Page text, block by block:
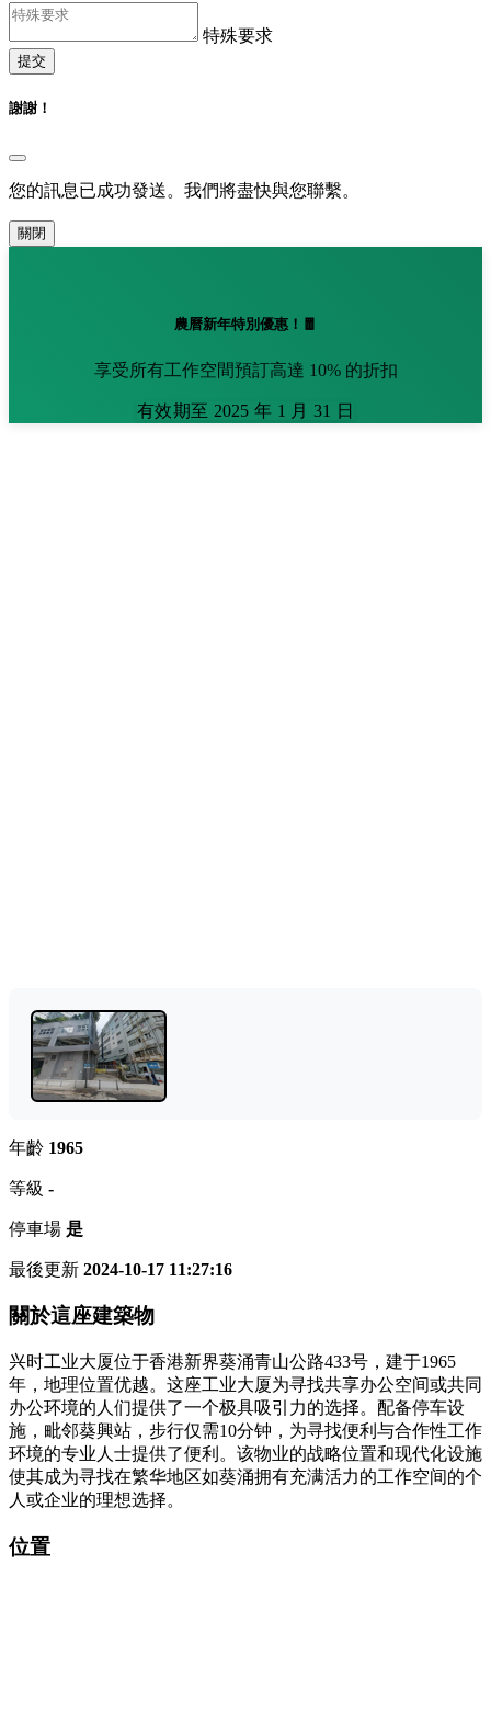
特殊要求
提交
謝謝！
您的訊息已成功發送。我們將盡快與您聯繫。
關閉
農曆新年特別優惠！🧧
享受所有工作空間預訂高達 10% 的折扣
有效期至 2025 年 1 月 31 日
年齡 1965
等級 -
停車場 是
最後更新 2024-10-17 11:27:16
關於這座建築物
兴时工业大厦位于香港新界葵涌青山公路433号，建于1965
年，地理位置优越。这座工业大厦为寻找共享办公空间或共同
办公环境的人们提供了一个极具吸引力的选择。配备停车设
施，毗邻葵興站，步行仅需10分钟，为寻找便利与合作性工作
环境的专业人士提供了便利。该物业的战略位置和现代化设施
使其成为寻找在繁华地区如葵涌拥有充满活力的工作空间的个
人或企业的理想选择。
位置